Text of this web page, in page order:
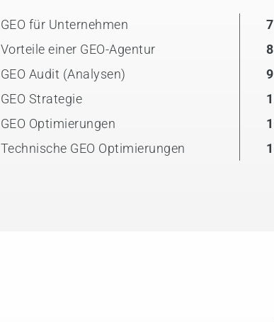
GEO für Unternehmen
Vorteile einer GEO-Agentur
GEO Audit (Analysen)
GEO Strategie
GEO Optimierungen
Technische GEO Optimierungen
7
8
9